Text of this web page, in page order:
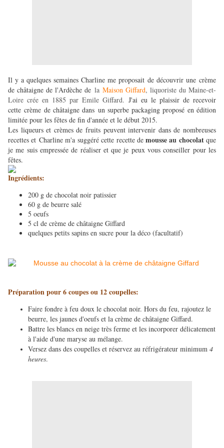
Il y a quelques semaines Charline me proposait de découvrir une crème
de châtaigne de l'Ardèche de la Maison Giffard, liquoriste du Maine-et-
Loire crée en 1885 par Emile Giffard. J'ai eu le plaissir de recevoir
cette crème de châtaigne dans un superbe packaging proposé en édition
limitée pour les fêtes de fin d'année et le début 2015.
Les liqueurs et crèmes de fruits peuvent intervenir dans de nombreuses
recettes et Charline m'a suggéré cette recette demousse au chocolatque
je me suis empressée de réaliser et que je peux vous conseiller pour les
fêtes.
Ingrédients:
200 g de chocolat noir patissier
60 g de beurre salé
5 oeufs
5 cl de crème de châtaigne Giffard
quelques petits sapins en sucre pour la déco (facultatif)
Préparation pour 6 coupes ou 12 coupelles:
Faire fondre à feu doux le chocolat noir. Hors du feu, rajoutez le
beurre, les jaunes d'oeufs et la crème de châtaigne Giffard.
Battre les blancs en neige très ferme et les incorporer délicatement
à l'aide d'une maryse au mélange.
Versez dans des coupelles et réservez au réfrigérateur minimum 4
heures.